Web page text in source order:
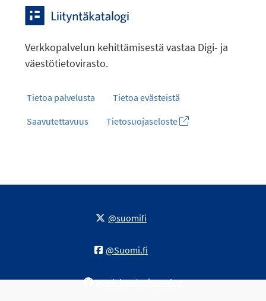
Verkkopalvelun kehittämisestä vastaa Digi- ja
väestötietovirasto.
Tietoa palvelusta
Tietoa evästeistä
Saavutettavuus
Tietosuojaseloste
@suomifi
@Suomi.fi
@vrk-kpa/api-catalog